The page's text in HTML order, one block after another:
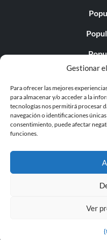
Gestionar
Para ofrecer las mejores
para almacenar y/o acceder a la
tecnologías nos permitirá procesar
navegación o identificaciones
consentimiento, puede afectar
funciones.
Ver
Popular
© 1998 - 2026